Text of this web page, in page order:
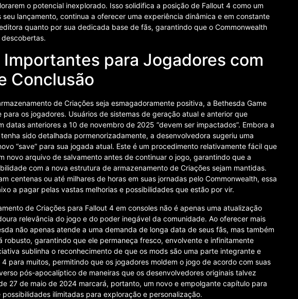
o potencial inexplorado. Isso solidifica a posição de Fallout 4 como um
lançamento, continua a oferecer uma experiência dinâmica e em constante
quanto por sua dedicada base de fãs, garantindo que o Commonwealth
para Jogadores com
Conclusão
de Criações seja esmagadoramente positiva, a Bethesda Game
os jogadores. Usuários de sistemas de geração atual e anterior que
datas anteriores a 10 de novembro de 2025 “devem ser impactados”. Embora a
sido detalhada pormenorizadamente, a desenvolvedora sugeriu uma
“save” para sua jogada atual. Este é um procedimento relativamente fácil que
novo arquivo de salvamento antes de continuar o jogo, garantindo que a
com a nova estrutura de armazenamento de Criações sejam mantidas.
centenas ou até milhares de horas em suas jornadas pelo Commonwealth, essa
a pagar pelas vastas melhorias e possibilidades que estão por vir.
de Criações para Fallout 4 em consoles não é apenas uma atualização
relevância do jogo e do poder inegável da comunidade. Ao oferecer mais
não apenas atende a uma demanda de longa data de seus fãs, mas também
robusto, garantindo que ele permaneça fresco, envolvente e infinitamente
sublinha o reconhecimento de que os mods são uma parte integrante e
para muitos, permitindo que os jogadores moldem o jogo de acordo com suas
pós-apocalíptico de maneiras que os desenvolvedores originais talvez
27 de maio de 2024 marcará, portanto, um novo e empolgante capítulo para
ilimitadas para exploração e personalização.